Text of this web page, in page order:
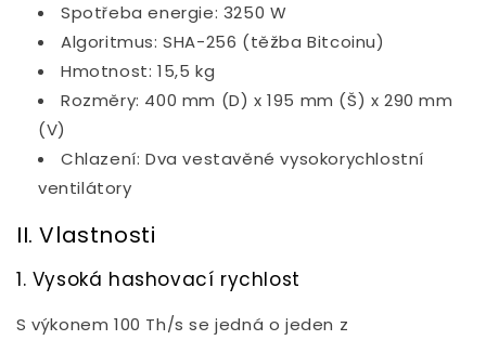
Spotřeba energie: 3250 W
Algoritmus: SHA-256 (těžba Bitcoinu)
Hmotnost: 15,5 kg
Rozměry: 400 mm (D) x 195 mm (Š) x 290 mm
(V)
Chlazení: Dva vestavěné vysokorychlostní
ventilátory
II. Vlastnosti
1. Vysoká hashovací rychlost
S výkonem 100 Th/s se jedná o jeden z